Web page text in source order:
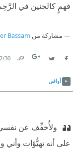
فهمٍ كالجنين في
مشاركة من Bassam
30‏/12‏/2024
أوافق
ولأُخفِّف عن نفسي
على أنه تهيُّؤات وأني